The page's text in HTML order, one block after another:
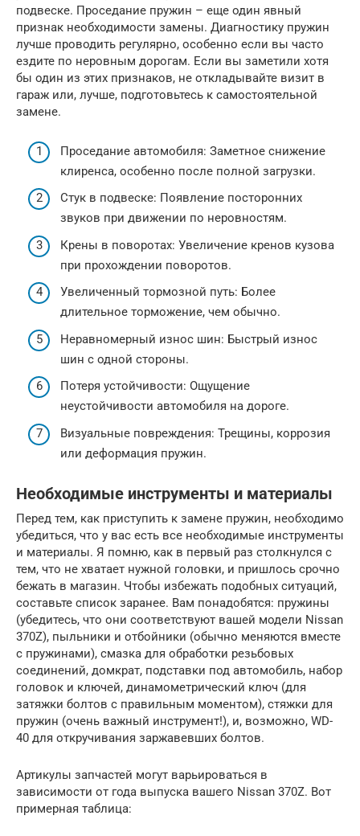
подвеске. Проседание пружин – еще один явный
признак необходимости замены. Диагностику пружин
лучше проводить регулярно, особенно если вы часто
ездите по неровным дорогам. Если вы заметили хотя
бы один из этих признаков, не откладывайте визит в
гараж или, лучше, подготовьтесь к самостоятельной
замене.
Проседание автомобиля: Заметное снижение
клиренса, особенно после полной загрузки.
Стук в подвеске: Появление посторонних
звуков при движении по неровностям.
Крены в поворотах: Увеличение кренов кузова
при прохождении поворотов.
Увеличенный тормозной путь: Более
длительное торможение, чем обычно.
Неравномерный износ шин: Быстрый износ
шин с одной стороны.
Потеря устойчивости: Ощущение
неустойчивости автомобиля на дороге.
Визуальные повреждения: Трещины, коррозия
или деформация пружин.
Необходимые инструменты и материалы
Перед тем, как приступить к замене пружин, необходимо
убедиться, что у вас есть все необходимые инструменты
и материалы. Я помню, как в первый раз столкнулся с
тем, что не хватает нужной головки, и пришлось срочно
бежать в магазин. Чтобы избежать подобных ситуаций,
составьте список заранее. Вам понадобятся: пружины
(убедитесь, что они соответствуют вашей модели Nissan
370Z), пыльники и отбойники (обычно меняются вместе
с пружинами), смазка для обработки резьбовых
соединений, домкрат, подставки под автомобиль, набор
головок и ключей, динамометрический ключ (для
затяжки болтов с правильным моментом), стяжки для
пружин (очень важный инструмент!), и, возможно, WD-
40 для откручивания заржавевших болтов.
Артикулы запчастей могут варьироваться в
зависимости от года выпуска вашего Nissan 370Z. Вот
примерная таблица: